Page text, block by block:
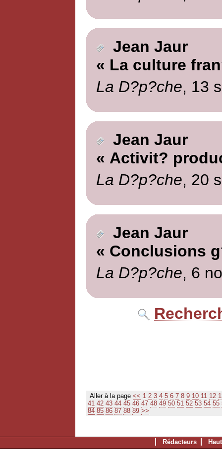
Jean Jaur
« La culture
La D?p?che, 13
Jean Jaur
« Activit?
La D?p?che, 20
Jean Jaur
« Conclusions
La D?p?che, 6
Aller à la page << 1 2 3 4 5 6 7 8 9 10 11 12
41 42 43 44 45 46 47 48 49 50 51 52 53 54 55
84 85 86 87 88 89 >>
Rédacteurs